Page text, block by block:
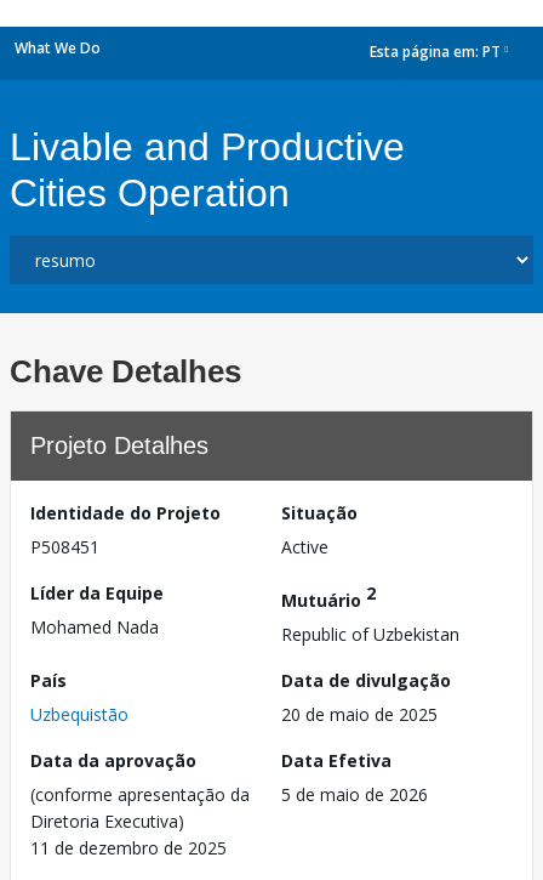
What We Do Esta página em: PT
Livable and Productive
Cities Operation
Chave Detalhes
Projeto Detalhes
Identidade do Projeto
P508451
Situação
Active
Líder da Equipe
Mohamed Nada
Mutuário 2
Republic of Uzbekistan
País
Uzbequistão
Data de divulgação
20 de maio de 2025
Data da aprovação
(conforme apresentação da
Diretoria Executiva)
11 de dezembro de 2025
Data Efetiva
5 de maio de 2026